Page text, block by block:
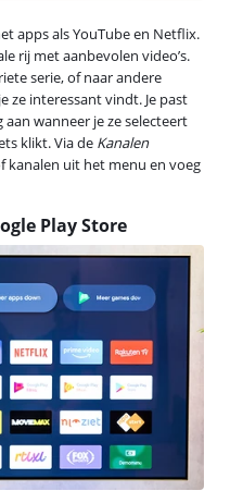
apps als YouTube en Netflix.
rij met aanbevolen video’s.
serie, of naar andere
ze interessant vindt. Je past
wanneer je ze selecteert
klikt. Via de Kanalen
kanalen uit het menu en voeg
Play Store